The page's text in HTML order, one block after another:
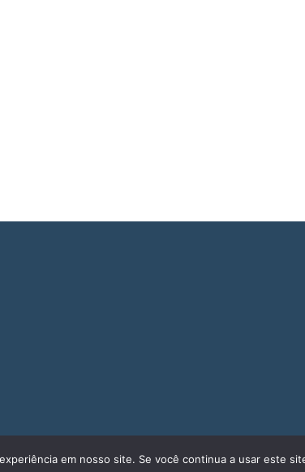
em nosso site. Se você continua a usar este